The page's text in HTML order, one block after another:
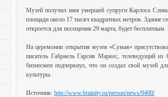
Музей получил имя умершей супруги Карлоса
площади около 17 тысяч квадратных метров.
откроется для посещения 29 марта, будет
На церемонии открытия музея «Сумая»
писатель Габриель Гарсия Маркес, телеведущий
бизнесмен подчеркнул, что он создал свой музей
культуры.
Источник: http://www.brainity.ru/person/news/9400/